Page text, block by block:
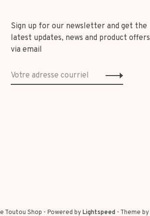
Sign up for our newsletter and get the
latest updates, news and product offers
via email
Toutou Shop - Powered byLightspeed - Theme by